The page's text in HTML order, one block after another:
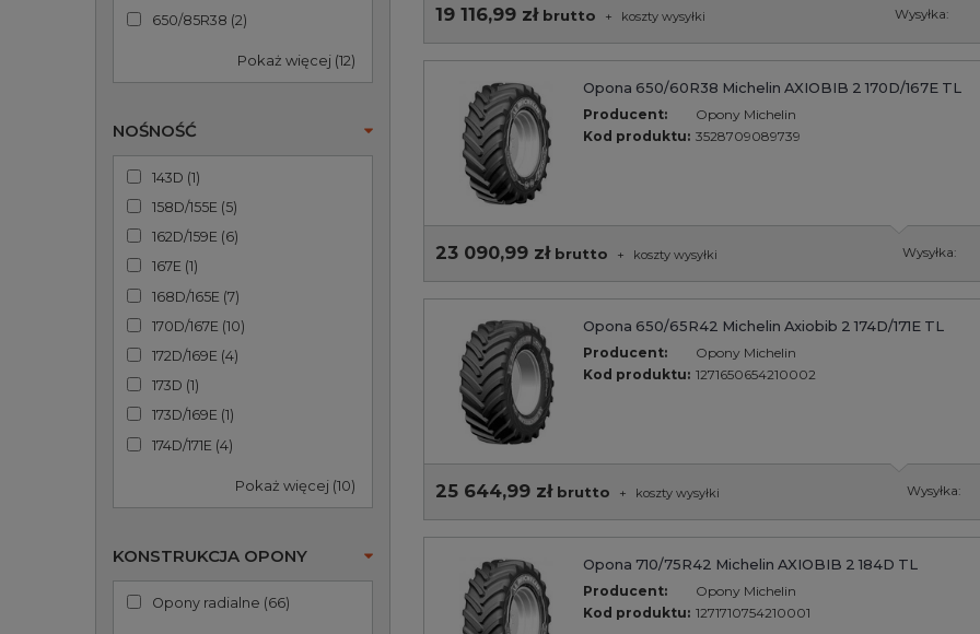
650/85R38 (2)
Pokaż więcej (12)
NOŚNOŚĆ
143D (1)
158D/155E (5)
162D/159E (6)
167E (1)
168D/165E (7)
170D/167E (10)
172D/169E (4)
173D (1)
173D/169E (1)
174D/171E (4)
Pokaż więcej (10)
KONSTRUKCJA OPONY
Opony radialne (66)
19 116,99 złbrutto + koszty wysyłki Wysyłka:
Opona 650/60R38 Michelin AXIOBIB 2 170D/167E TL
Producent:
Opony Michelin
Kod produktu: 3528709089739
23 090,99 złbrutto + koszty wysyłki Wysyłka:
Opona 650/65R42 Michelin Axiobib 2 174D/171E TL
Producent:
Opony Michelin
Kod produktu: 1271650654210002
25 644,99 złbrutto + koszty wysyłki Wysyłka:
Opona 710/75R42 Michelin AXIOBIB 2 184D TL
Producent:
Opony Michelin
Kod produktu: 1271710754210001